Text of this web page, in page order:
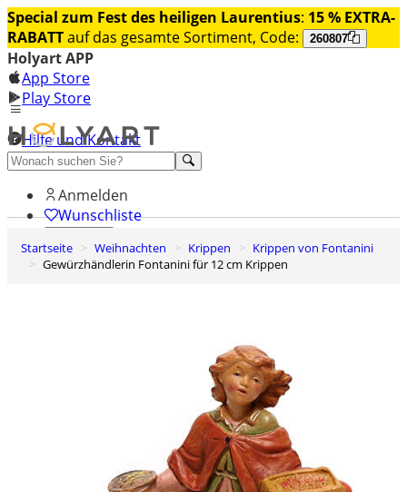
Special zum Fest des heiligen Laurentius: 15 % EXTRA-
RABATTauf das gesamte Sortiment, Code: 260807
Holyart APP
App Store
Play Store
Hilfe und Kontakt
Entdecken Sie Premium
Anmelden
Wunschliste
0
Warenkorb
Startseite Weihnachten Krippen
Krippen von Fontanini
Gewürzhändlerin Fontanini für 12 cm Krippen